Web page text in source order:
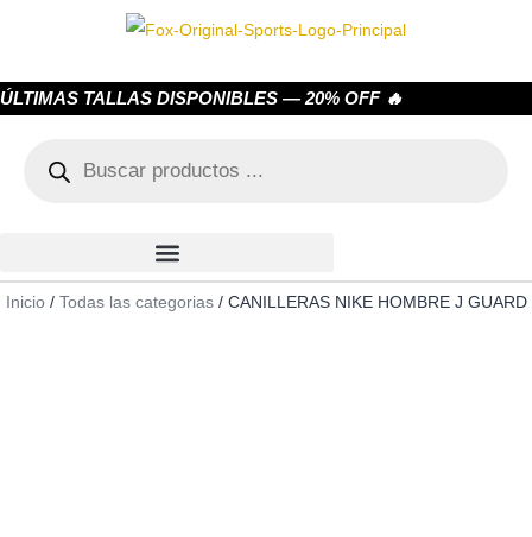
ÚLTIMAS TALLAS DISPONIBLES — 20% OFF 🔥
Inicio/ Todas las categorias/ CANILLERAS NIKE HOMBRE J GUARD